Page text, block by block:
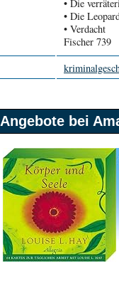
• Die
• Die
• Verdacht
Fischer 739
Angebote bei